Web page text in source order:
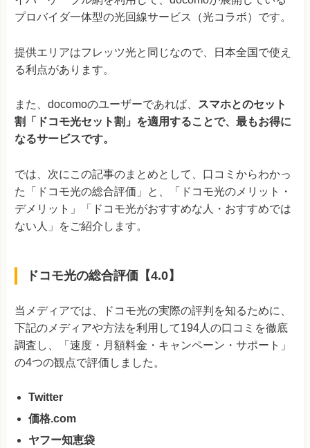
プロバイダ一体型の光回線サービス（光コラボ）です。
提供エリアはフレッツ光と同じなので、日本全国で使え
る利点があります。
また、docomoのユーザーであれば、
スマホとのセット
割「ドコモ光セット割」を適用することで、最もお得に
なるサービスです。
では、次にこの記事のまとめとして、口コミからわかっ
た「ドコモ光の総合評価」と、「ドコモ光のメリット・
デメリット」「ドコモ光がおすすめな人・おすすめでは
ない人」をご紹介します。
ドコモ光の総合評価【4.0】
当メディアでは、ドコモ光の実際の評判を知るために、
下記のメディアや方法を利用して194人の口コミを徹底
調査し、「速度・月額料金・キャンペーン・サポート」
の4つの観点で評価しました。
Twitter
価格.com
ヤフー知恵袋